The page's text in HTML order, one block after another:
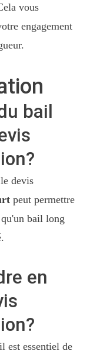
vous
engagement
bail
devis
peut permettre
bail long
en
est essentiel de